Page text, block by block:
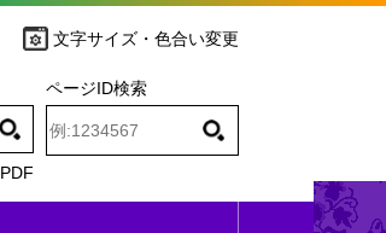
文字サイズ・色合い変更
PDF
ページID検索